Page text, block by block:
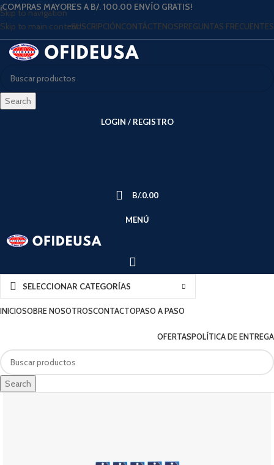
Skip to navigation
Skip to main content
¡COMPRAS MAYORES A B/. 100.00 ENVÍO GRATIS!
SUSCRIPCIÓNCONTÁCTENOSPREGUNTAS FRECUENTES
Search
LOGIN / REGISTRO
B/.0.00
MENÚ
SELECCIONAR CATEGORÍAS
INICIOSOBRE NOSOTROSCONTACTOPASO A PASO
OFERTASPOLÍTICA DE ENTREGA
Search